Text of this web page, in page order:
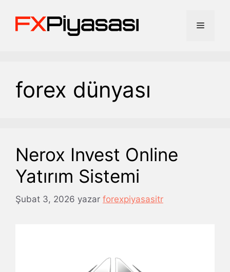
Menü
forex dünyası
Nerox Invest Online
Yatırım Sistemi
Şubat 3, 2026 yazar forexpiyasasitr